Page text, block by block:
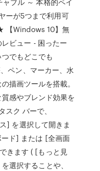
ーが5つまで利用可
Windows 10】無
ビュー - 困ったー
でもどこでも
ペン、マーカー、水
描画ツールを搭載。
感やブレンド効果を
ク バーで、
] を選択して開きま
ド] または [全画面
きます ( [もっと見
選択することや、